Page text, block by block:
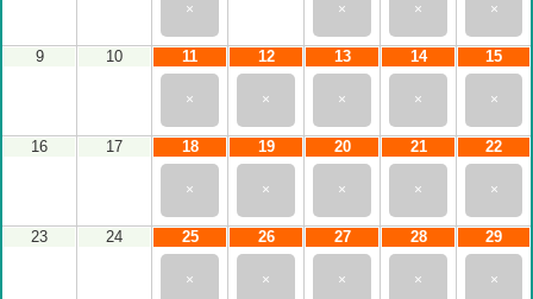
× × × ×
9 10 11
×
12
×
13
×
14
×
15
×
16 17 18
×
19
×
20
×
21
×
22
×
23 24 25
×
26
×
27
×
28
×
29
×